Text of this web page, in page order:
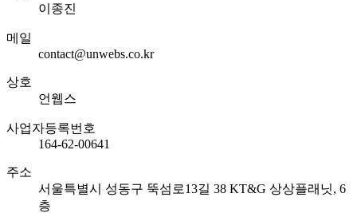
이종진
메일
contact@unwebs.co.kr
상호
언웹스
사업자등록번호
164-62-00641
주소
서울특별시 성동구 뚝섬로13길 38 KT&G 상상플래닛, 6
층